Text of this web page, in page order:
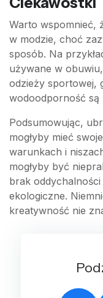
Warto wspomnieć,
w modzie, choć
sposób. Na
używane w
odzieży sportowej,
wodoodporność są
Podsumowując,
mogłyby mieć
warunkach i
mogłyby być
brak
ekologiczne.
kreatywność nie